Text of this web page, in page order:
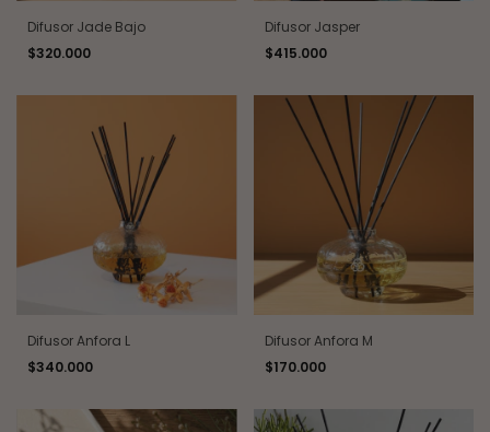
Difusor Jade Bajo
$320.000
Difusor Jasper
$415.000
Difusor Anfora L
$340.000
Difusor Anfora M
$170.000